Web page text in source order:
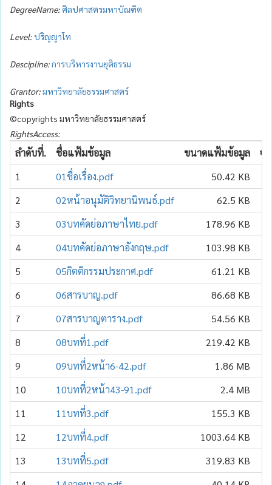
DegreeName: ศิลปศาสตรมหาบัณฑิต
Level:ปริญญาโท
Descipline:การบริหารงานยุติธรรม
Grantor:มหาวิทยาลัยธรรมศาสตร์
Rights
©copyrights มหาวิทยาลัยธรรมศาสตร์
RightsAccess:
ลำดับที่. ชื่อแฟ้มข้อมูล ขนาดแฟ้มข้อมูล
จ
1
01ชื่อเรื่อง.pdf
50.42 KB
2
02หน้าอนุมัติวิทยานิพนธ์.pdf
62.5 KB
3
03บทคัดย่อภาษาไทย.pdf
178.96 KB
4
04บทคัดย่อภาษาอังกฤษ.pdf
103.98 KB
5
05กิตติกรรมประกาศ.pdf
61.21 KB
6
06สารบาญ.pdf
86.68 KB
7
07สารบาญตาราง.pdf
54.56 KB
8
08บทที่1.pdf
219.42 KB
9
09บทที่2หน้า6-42.pdf
1.86 MB
10
10บทที่2หน้า43-91.pdf
2.4 MB
11
11บทที่3.pdf
155.3 KB
12
12บทที่4.pdf
1003.64 KB
13
13บทที่5.pdf
319.83 KB